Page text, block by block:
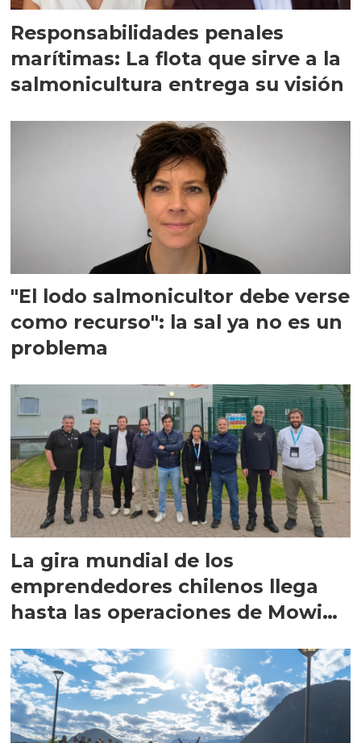
Responsabilidades penales
marítimas: La flota que sirve a la
salmonicultura entrega su visión
"El lodo salmonicultor debe verse
como recurso": la sal ya no es un
problema
La gira mundial de los
emprendedores chilenos llega
hasta las operaciones de Mowi